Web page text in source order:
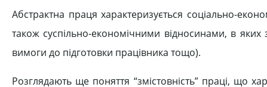
Абстрактна праця характеризується соціально-
також суспільно-економічними відносинами, в яких
вимоги до підготовки працівника тощо).
Розглядають ще поняття “змістовність” праці, що